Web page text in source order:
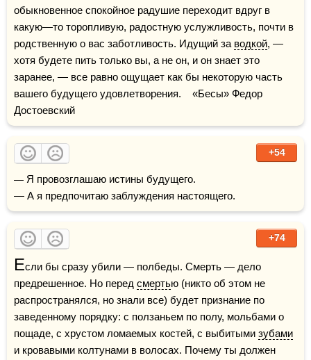
обыкновенное спокойное радушие переходит вдруг в
какую—то торопливую, радостную услужливость, почти в
родственную о вас заботливость. Идущий за водкой, —
хотя будете пить только вы, а не он, и он знает это
заранее, — все равно ощущает как бы некоторую часть
вашего будущего удовлетворения.    «Бесы» Федор
Достоевский
+54
— Я провозглашаю истины будущего.
— А я предпочитаю заблуждения настоящего.
+74
Если бы сразу убили — полбеды. Смерть — дело
предрешенное. Но перед смертью (никто об этом не
распространялся, но знали все) будет признание по
заведенному порядку: с ползаньем по полу, мольбами о
пощаде, с хрустом ломаемых костей, с выбитыми зубами
и кровавыми колтунами в волосах. Почему ты должен